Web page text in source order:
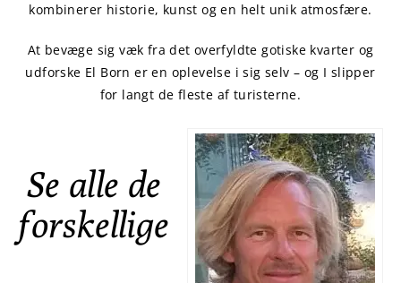
kombinerer historie, kunst og en helt unik atmosfære.
At bevæge sig væk fra det overfyldte gotiske kvarter og
udforske El Born er en oplevelse i sig selv – og I slipper
for langt de fleste af turisterne.
Se alle de
forskellige